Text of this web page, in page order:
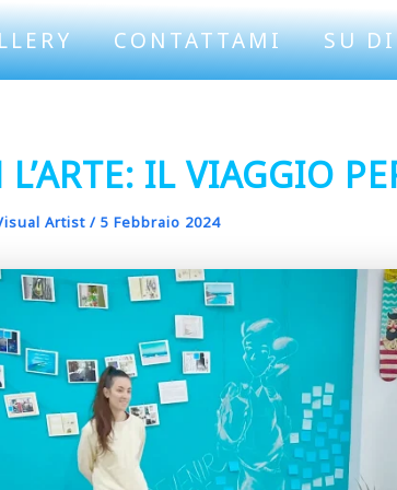
CONTATTAMI SU
L’ARTE: IL VIAGGIO
Artist / 5 Febbraio 2024